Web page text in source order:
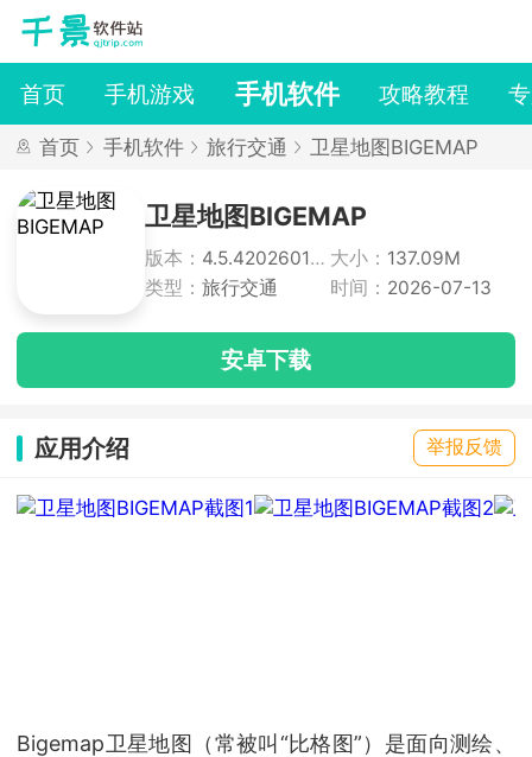
首页 手机游戏 手机软件 攻略教程
首页 手机软件 旅行交通 卫星地图BIGEMAP
卫星地图BIGEMAP
版本： 4.5.420260123 大小： 137.09M
类型： 旅行交通 时间： 2026-07-13
安卓下载
应用介绍 举报反馈
Bigemap卫星地图（常被叫“比格图”）是面向测绘、